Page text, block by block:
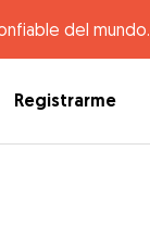
del mundo.
Registrarme